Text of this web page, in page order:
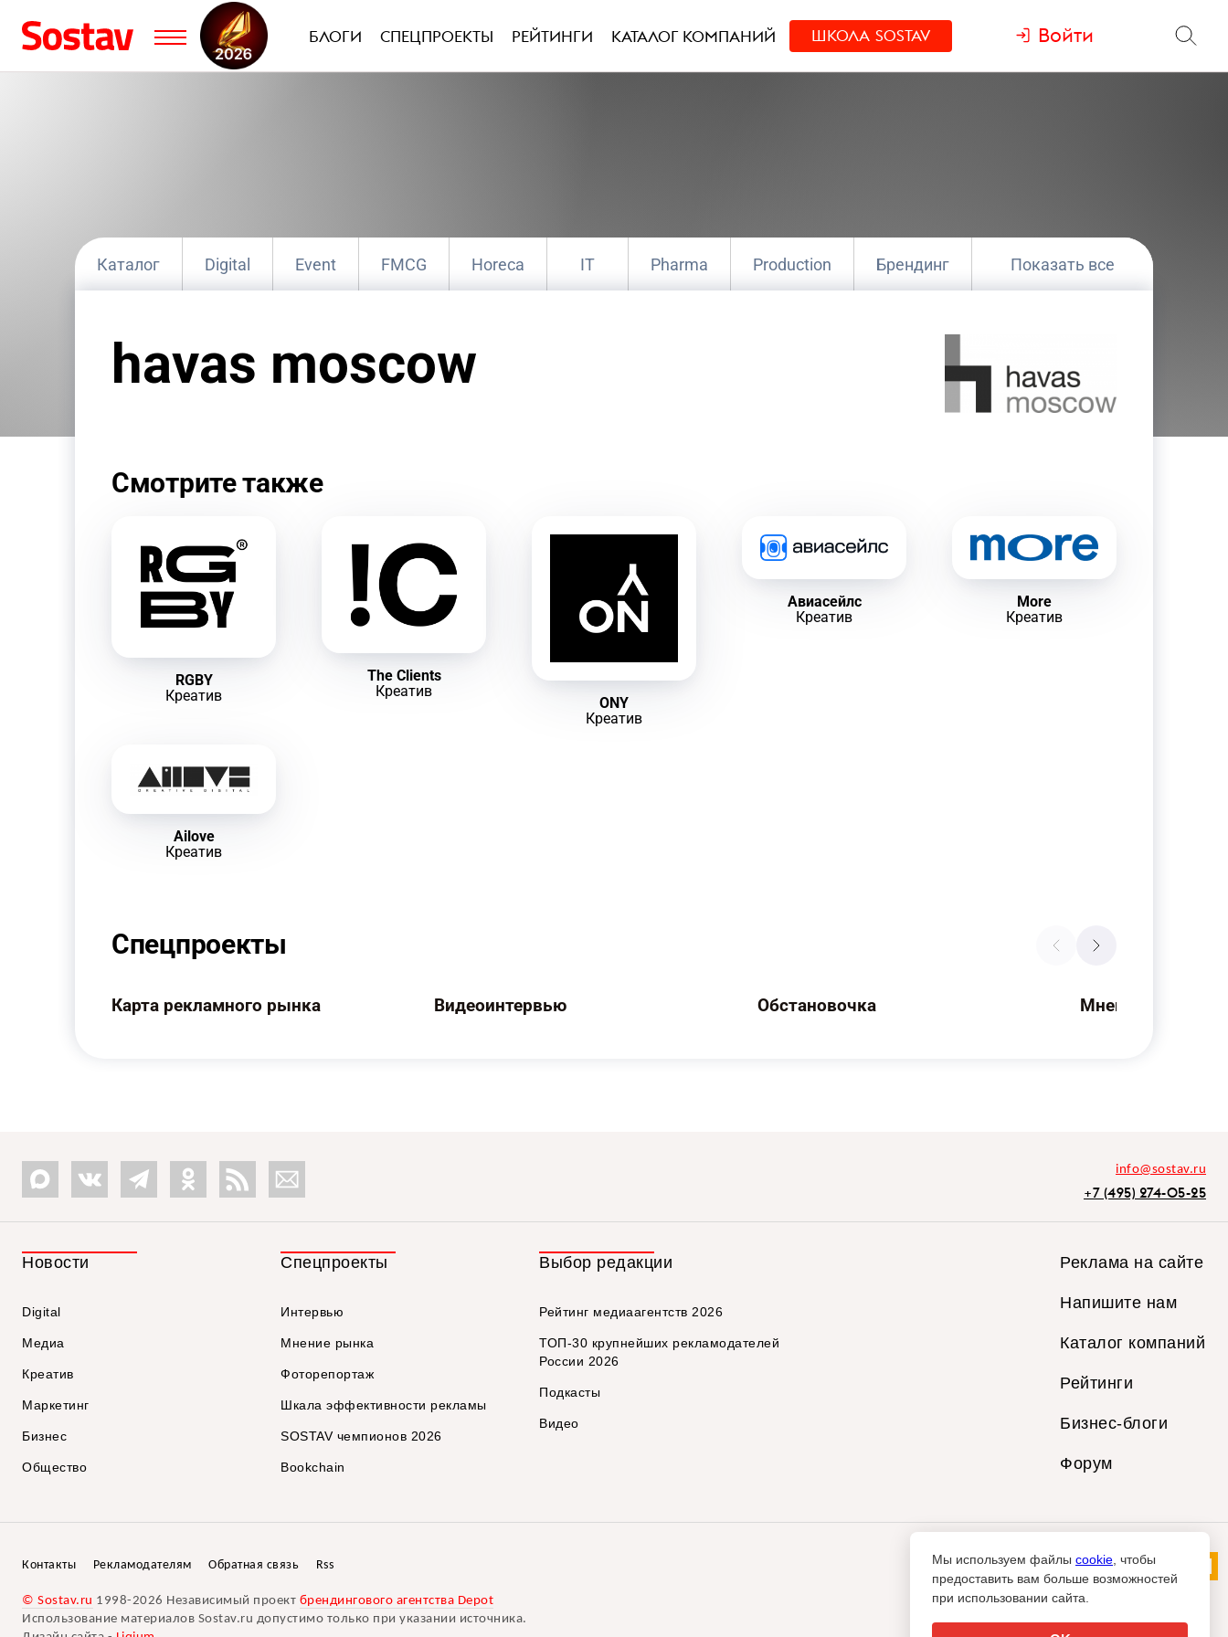
БЛОГИ СПЕЦПРОЕКТЫ РЕЙТИНГИ КАТАЛОГ КОМПАНИЙ ШКОЛА SOSTAV Войти
Каталог Digital Event FMCG Horeca IT Pharma Production Брендинг Показать все
havas moscow
Смотрите также
RGBY
Креатив
The Clients
Креатив
ONY
Креатив
Авиасейлс
Креатив
More
Креатив
Ailove
Креатив
Спецпроекты
Карта рекламного рынка Видеоинтервью Обстановочка Мнения рынка
info@sostav.ru
+7 (495) 274-05-25
Новости
Digital
Медиа
Креатив
Маркетинг
Бизнес
Общество
Спецпроекты
Интервью
Мнение рынка
Фоторепортаж
Шкала эффективности рекламы
SOSTAV чемпионов 2026
Bookchain
Выбор редакции
Рейтинг медиаагентств 2026
ТОП-30 крупнейших рекламодателей
России 2026
Подкасты
Видео
Реклама на сайте
Напишите нам
Каталог компаний
Рейтинги
Бизнес-блоги
Форум
Контакты Рекламодателям Обратная связь Rss
© Sostav.ru 1998-2026 Независимый проект брендингового агентства Depot
Использование материалов Sostav.ru допустимо только при указании источника.
Мы используем файлы cookie , чтобы
предоставить вам больше возможностей
при использовании сайта.